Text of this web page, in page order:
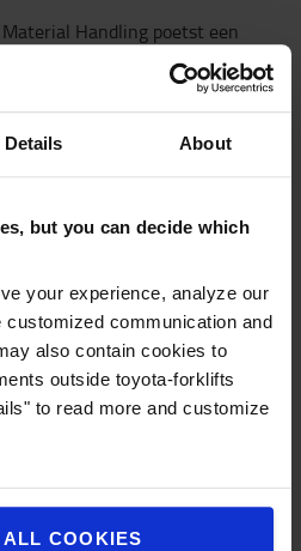
Details About
but you can decide which
your experience, analyze our
communication and
also contain cookies to
outside toyota-forklifts
to read more and customize
COOKIES
worden steeds
aan dehoogste
garantie, zelfs wanneer